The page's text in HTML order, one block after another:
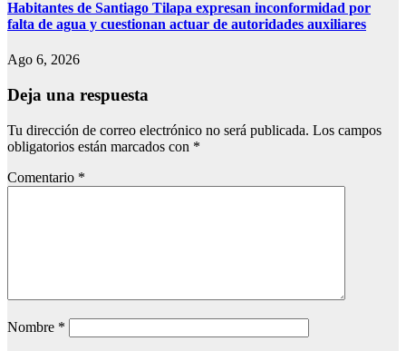
Habitantes de Santiago Tilapa expresan inconformidad por
falta de agua y cuestionan actuar de autoridades auxiliares
Ago 6, 2026
Deja una respuesta
Tu dirección de correo electrónico no será publicada. Los campos
obligatorios están marcados con *
Comentario *
Nombre *